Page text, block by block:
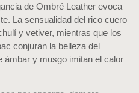
de Ombré Leather evoca
La sensualidad del rico cuero
y vetiver, mientras que los
conjuran la belleza del
ámbar y musgo imitan el calor